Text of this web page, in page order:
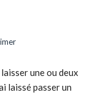
une ou deux
laissé passer un